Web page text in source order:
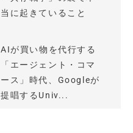
当に起きていること
AIが買い物を代行する
「エージェント・コマ
ース」時代、Googleが
提唱するUniv...